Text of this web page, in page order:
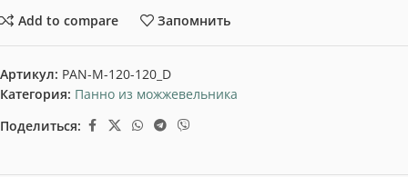
Add to compare Запомнить
Артикул: PAN-M-120-120_D
Категория: Панно из можжевельника
Поделиться: